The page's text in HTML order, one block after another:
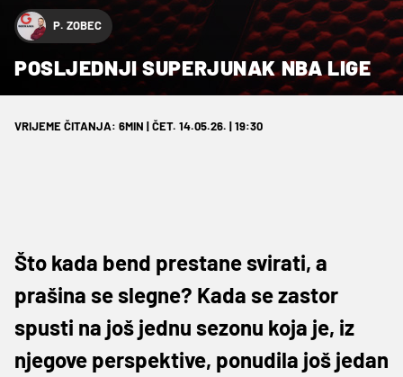
P. ZOBEC
POSLJEDNJI SUPERJUNAK NBA LIGE
VRIJEME ČITANJA: 6MIN | ČET. 14.05.26. | 19:30
Što kada bend prestane svirati, a
prašina se slegne? Kada se zastor
spusti na još jednu sezonu koja je, iz
njegove perspektive, ponudila još jedan